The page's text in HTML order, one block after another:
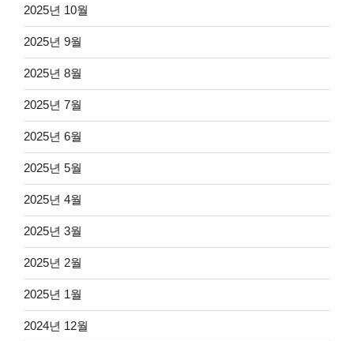
2025년 10월
2025년 9월
2025년 8월
2025년 7월
2025년 6월
2025년 5월
2025년 4월
2025년 3월
2025년 2월
2025년 1월
2024년 12월